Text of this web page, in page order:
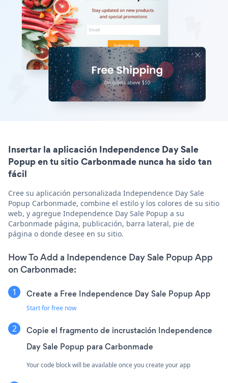
Insertar la aplicación Independence Day Sale
Popup en tu sitio Carbonmade nunca ha sido tan
fácil
Cree su aplicación personalizada Independence Day Sale
Popup Carbonmade, combine el estilo y los colores de su sitio
web, y agregue Independence Day Sale Popup a su
Carbonmade página, publicación, barra lateral, pie de
página o donde desee en su sitio.
How To Add a Independence Day Sale Popup App
on Carbonmade:
Create a Free Independence Day Sale Popup App
Start for free now
Copie el fragmento de incrustación Independence
Day Sale Popup para Carbonmade
Your code block will be available once you create your app